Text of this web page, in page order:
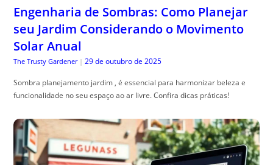
Engenharia de Sombras: Como Planejar
seu Jardim Considerando o Movimento
Solar Anual
The Trusty Gardener | 29 de outubro de 2025
Sombra planejamento jardim , é essencial para harmonizar beleza e
funcionalidade no seu espaço ao ar livre. Confira dicas práticas!